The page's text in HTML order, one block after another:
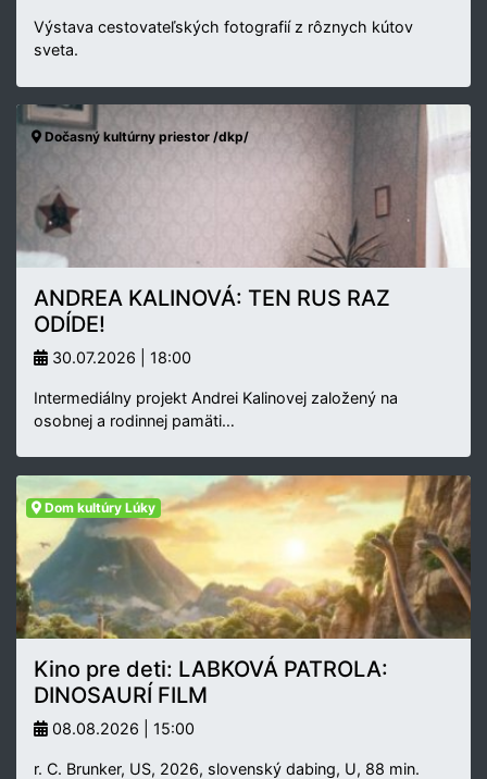
Výstava cestovateľských fotografií z rôznych kútov
sveta.
Dočasný kultúrny priestor /dkp/
ANDREA KALINOVÁ: TEN RUS RAZ
ODÍDE!
30.07.2026 | 18:00
Intermediálny projekt Andrei Kalinovej založený na
osobnej a rodinnej pamäti…
Dom kultúry Lúky
Kino pre deti: LABKOVÁ PATROLA:
DINOSAURÍ FILM
08.08.2026 | 15:00
r. C. Brunker, US, 2026, slovenský dabing, U, 88 min.